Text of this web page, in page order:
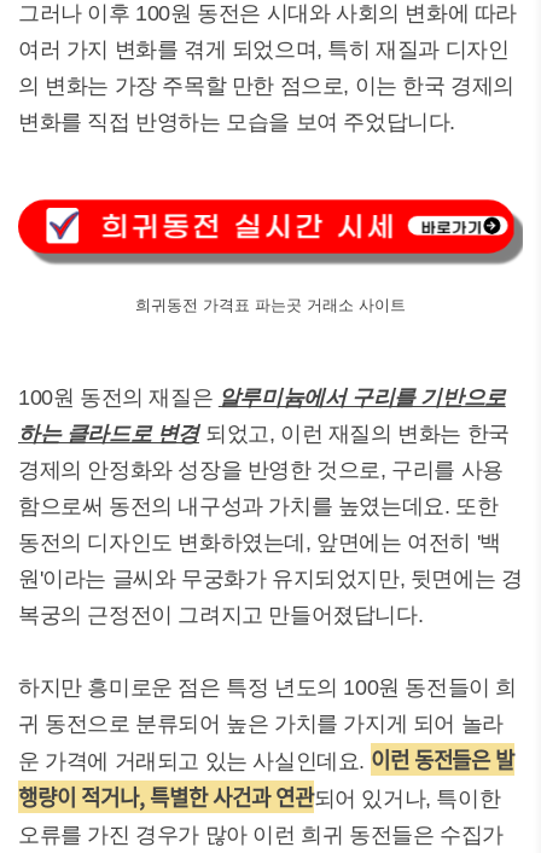
그러나 이후 100원 동전은 시대와 사회의 변화에 따라
여러 가지 변화를 겪게 되었으며, 특히 재질과 디자인
의 변화는 가장 주목할 만한 점으로, 이는 한국 경제의
변화를 직접 반영하는 모습을 보여 주었답니다.
희귀동전 가격표 파는곳 거래소 사이트
100원 동전의 재질은 알루미늄에서 구리를 기반으로
하는 클라드로 변경 되었고, 이런 재질의 변화는 한국
경제의 안정화와 성장을 반영한 것으로, 구리를 사용
함으로써 동전의 내구성과 가치를 높였는데요. 또한
동전의 디자인도 변화하였는데, 앞면에는 여전히 '백
원'이라는 글씨와 무궁화가 유지되었지만, 뒷면에는 경
복궁의 근정전이 그려지고 만들어졌답니다.
하지만 흥미로운 점은 특정 년도의 100원 동전들이 희
귀 동전으로 분류되어 높은 가치를 가지게 되어 놀라
운 가격에 거래되고 있는 사실인데요. 이런 동전들은 발
행량이 적거나, 특별한 사건과 연관되어 있거나, 특이한
오류를 가진 경우가 많아 이런 희귀 동전들은 수집가